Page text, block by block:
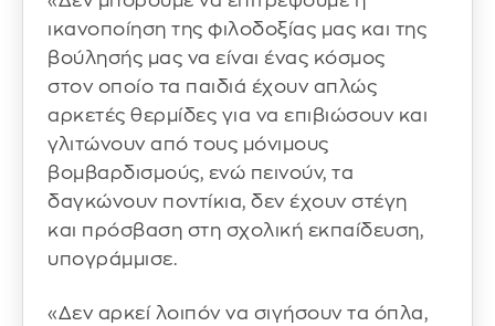
ικανοποίηση της φιλοδοξίας μας και της
βούλησής μας να είναι ένας κόσμος
στον οποίο τα παιδιά έχουν απλώς
αρκετές θερμίδες για να επιβιώσουν και
γλιτώνουν από τους μόνιμους
βομβαρδισμούς, ενώ πεινούν, τα
δαγκώνουν ποντίκια, δεν έχουν στέγη
και πρόσβαση στη σχολική εκπαίδευση,
υπογράμμισε.
«Δεν αρκεί λοιπόν να σιγήσουν τα όπλα,